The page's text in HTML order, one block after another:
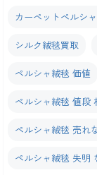
カーペットペルシ
シルク絨毯買取
ペルシャ絨毯 価値
ペルシャ絨毯 値段
ペルシャ絨毯 売れ
ペルシャ絨毯 失明